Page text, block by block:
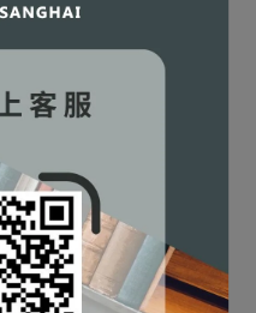
除非瑕疵換書不提供退貨與
✅訂購數量5本以上另有優
管理數學(第十一版) [張純
明譯(Tan)]
9789865632410
NT$589NT$620